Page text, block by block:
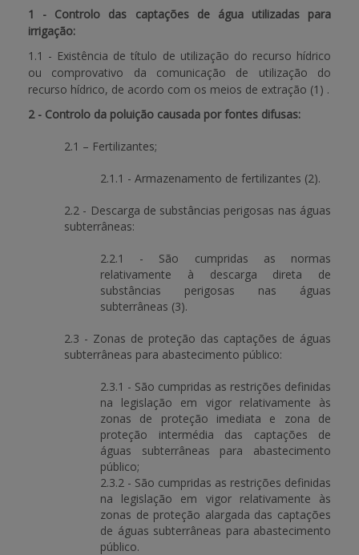
1 - Controlo das captações de água utilizadas para
irrigação:
1.1 - Existência de título de utilização do recurso hídrico
ou comprovativo da comunicação de utilização do
recurso hídrico, de acordo com os meios de extração (1) .
2 - Controlo da poluição causada por fontes difusas:
2.1 – Fertilizantes;
2.1.1 - Armazenamento de fertilizantes (2).
2.2 - Descarga de substâncias perigosas nas águas
subterrâneas:
2.2.1 - São cumpridas as normas
relativamente à descarga direta de
substâncias perigosas nas águas
subterrâneas (3).
2.3 - Zonas de proteção das captações de águas
subterrâneas para abastecimento público:
2.3.1 - São cumpridas as restrições definidas
na legislação em vigor relativamente às
zonas de proteção imediata e zona de
proteção intermédia das captações de
águas subterrâneas para abastecimento
público;
2.3.2 - São cumpridas as restrições definidas
na legislação em vigor relativamente às
zonas de proteção alargada das captações
de águas subterrâneas para abastecimento
público.